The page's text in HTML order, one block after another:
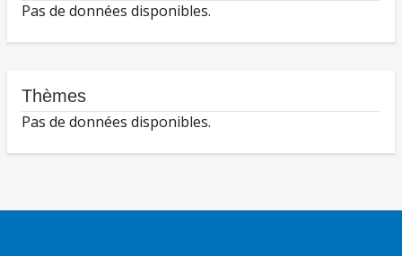
Pas de données disponibles.
Thèmes
Pas de données disponibles.